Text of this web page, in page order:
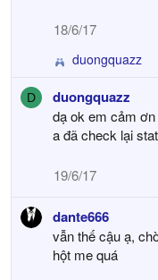
18/6/17
R
a
c
t
o
n
:
duongquazz
D duongquazz
dạ ok em cảm
a đã check lại
19/6/17
dante666
vẫn thế cậu ạ,
hột me quá